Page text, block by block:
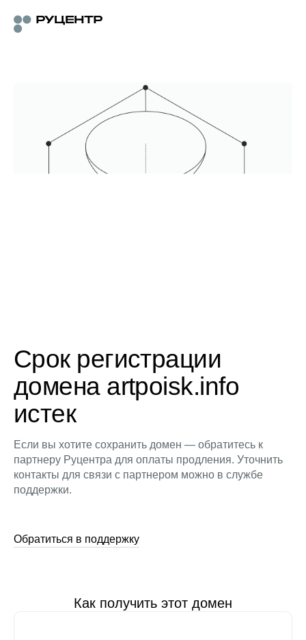
Срок регистрации
домена artpoisk.info
истек
Если вы хотите сохранить домен — обратитесь к
партнеру Руцентра для оплаты продления. Уточнить
контакты для связи с партнером можно в службе
поддержки.
Обратиться в поддержку
Как получить этот домен